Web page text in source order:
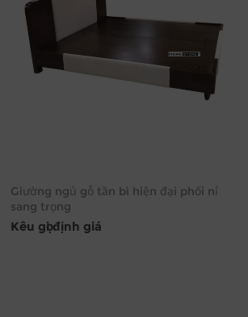
Giường ngủ gỗ tần bì hiện đại phối nỉ
sang trọng
Kêu gọi định giá